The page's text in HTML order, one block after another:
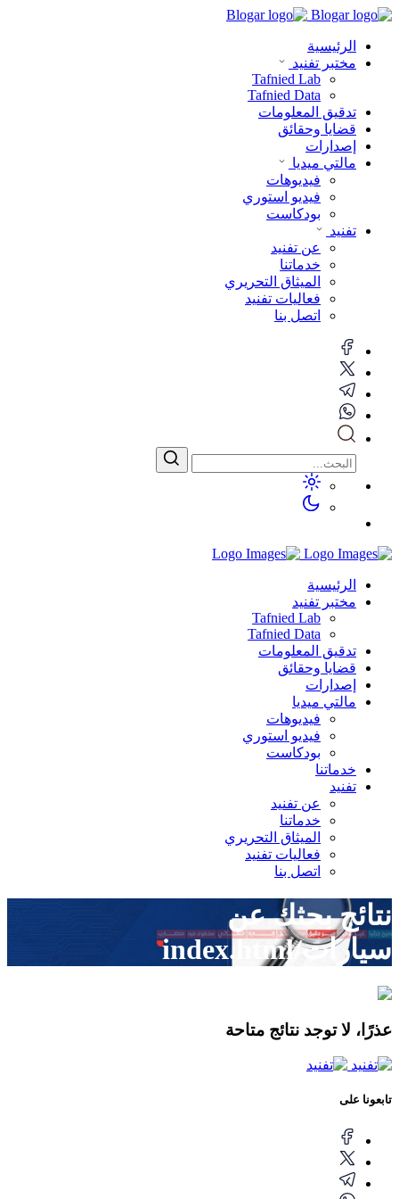
الرئيسية
مختبر تفنيد
Tafnied Lab
Tafnied Data
تدقيق المعلومات
قضايا وحقائق
إصدارات
مالتي ميديا
فيديوهات
فيديو استوري
بودكاست
تفنيد
عن تفنيد
خدماتنا
الميثاق التحريري
فعاليات تفنيد
اتصل بنا
الرئيسية
مختبر تفنيد
Tafnied Lab
Tafnied Data
تدقيق المعلومات
قضايا وحقائق
إصدارات
مالتي ميديا
فيديوهات
فيديو استوري
بودكاست
خدماتنا
تفنيد
عن تفنيد
خدماتنا
الميثاق التحريري
فعاليات تفنيد
اتصل بنا
نتائج بحثك عن
سيارات/index.html
عذرًا، لا توجد نتائج متاحة
تابعونا على